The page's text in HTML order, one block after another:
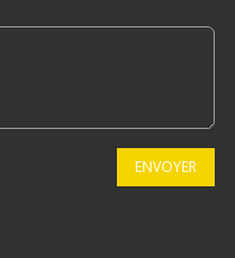
ENVOYER